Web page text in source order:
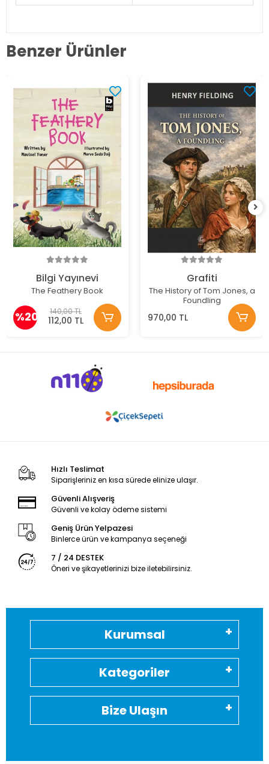
Benzer Ürünler
Bilgi Yayınevi
The Feathery Book
%20 140,00 TL
112,00 TL
Grafiti
The History of Tom Jones, a
Foundling
970,00 TL
Hızlı Teslimat
Siparişleriniz en kısa sürede elinize ulaşır.
Güvenli Alışveriş
Güvenli ve kolay ödeme sistemi
Geniş Ürün Yelpazesi
Binlerce ürün ve kampanya seçeneği
7 / 24 DESTEK
Öneri ve şikayetlerinizi bize iletebilirsiniz.
Kurumsal
Kategoriler
Bize Ulaşın